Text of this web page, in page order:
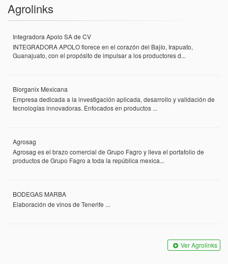
Agrolinks
Integradora Apolo SA de CV
INTEGRADORA APOLO florece en el corazón del Bajío, Irapuato,
Guanajuato, con el propósito de impulsar a los productores d...
Biorganix Mexicana
Empresa dedicada a la investigación aplicada, desarrollo y validación de
tecnologías innovadoras. Enfocados en productos ...
Agrosag
Agrosag es el brazo comercial de Grupo Fagro y lleva el portafolio de
productos de Grupo Fagro a toda la república mexica...
BODEGAS MARBA
Elaboración de vinos de Tenerife ...
Ver Agrolinks